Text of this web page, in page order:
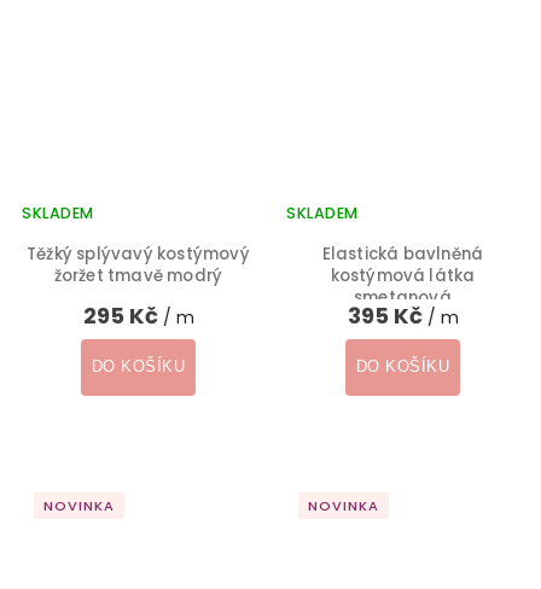
Těžký splývavý kostýmový
žoržet tmavě modrý
SKLADEM
295 Kč / m
DO KOŠÍKU
Elastická bavlněná
kostýmová látka
smetanová
SKLADEM
395 Kč / m
DO KOŠÍKU
NOVINKA NOVINKA